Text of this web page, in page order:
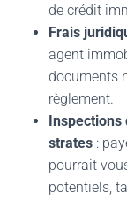
de crédit
Frais
agent
documents
règlement.
Inspections
strates :
pourrait
potentiels,